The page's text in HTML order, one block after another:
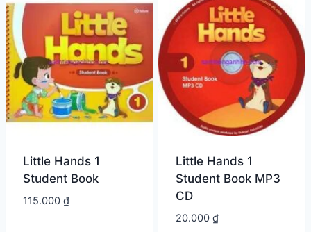
mới
nhất
Little Hands 1
Student Book
115.000 ₫
Little Hands 1
Student Book MP3
CD
20.000 ₫